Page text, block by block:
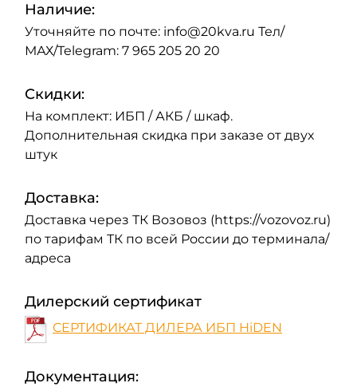
Наличие:
Уточняйте по почте: info@20kva.ru Тел/
МАХ/Telegram: 7 965 205 20 20
Скидки:
На комплект: ИБП / АКБ / шкаф.
Дополнительная скидка при заказе от двух
штук
Доставка:
Доставка через ТК Возовоз (https://vozovoz.ru)
по тарифам ТК по всей России до терминала/
адреса
Дилерский сертификат
СЕРТИФИКАТ ДИЛЕРА ИБП HiDEN
Документация: